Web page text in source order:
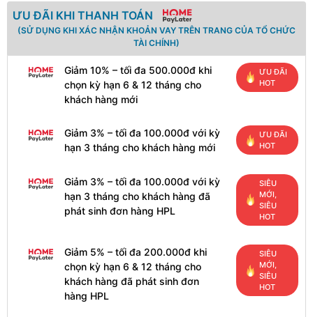
ƯU ĐÃI KHI THANH TOÁN
(SỬ DỤNG KHI XÁC NHẬN KHOẢN VAY TRÊN TRANG CỦA TỔ CHỨC
TÀI CHÍNH)
Giảm 10% – tối đa 500.000đ khi
chọn kỳ hạn 6 & 12 tháng cho
khách hàng mới
ƯU ĐÃI
HOT
Giảm 3% – tối đa 100.000đ với kỳ
hạn 3 tháng cho khách hàng mới
ƯU ĐÃI
HOT
Giảm 3% – tối đa 100.000đ với kỳ
hạn 3 tháng cho khách hàng đã
phát sinh đơn hàng HPL
SIÊU
MỚI,
SIÊU
HOT
Giảm 5% – tối đa 200.000đ khi
chọn kỳ hạn 6 & 12 tháng cho
khách hàng đã phát sinh đơn
hàng HPL
SIÊU
MỚI,
SIÊU
HOT